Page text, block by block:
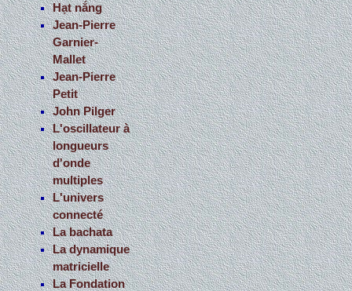
Hạt nắng
Jean-Pierre
Garnier-
Mallet
Jean-Pierre
Petit
John Pilger
L'oscillateur à
longueurs
d'onde
multiples
L'univers
connecté
La bachata
La dynamique
matricielle
La Fondation